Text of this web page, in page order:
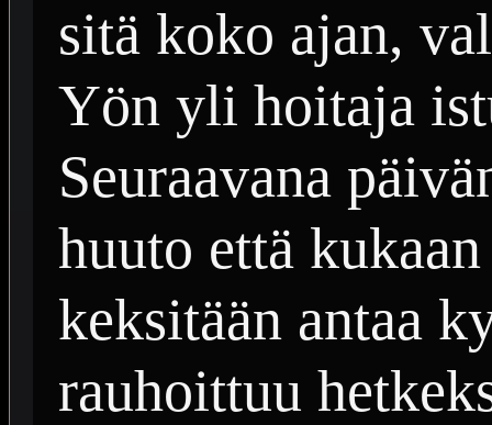
sitä koko ajan,
Yön yli hoitaja
Seuraavana
huuto että
keksitään antaa
rauhoittuu